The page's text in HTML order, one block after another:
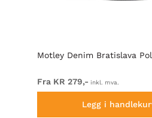
Motley Denim Bratislava
Fra KR 279,- inkl. mva.
Legg i